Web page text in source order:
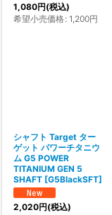
1,080円(税込)
希望小売価格: 1,200円
シャフト Target ター
ゲット パワーチタニウ
ム G5 POWER
TITANIUM GEN 5
SHAFT [G5BlackSFT]
2,020円(税込)